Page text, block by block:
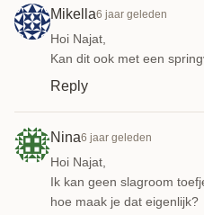
Mikella6 jaar geleden
Hoi Najat,
Kan dit ook met een
Reply
Nina6 jaar geleden
Hoi Najat,
Ik kan geen slagroom
hoe maak je dat eigenlijk?